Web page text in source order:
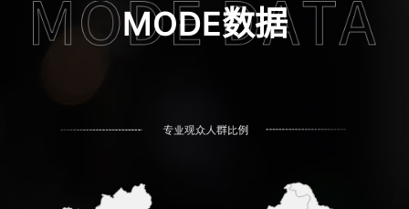
MODE数据